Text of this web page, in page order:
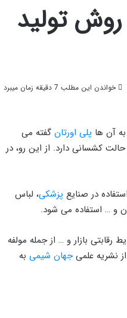
تولید
خواندن این مطلب 7 دقیقه زمان میبرد
آن ها پلی اورتان گفته می
کشسانی دارد. از این رو، در
در صنایع پزشکی، لباس
و … استفاده می شود.
بازار و … از جمله مولفه
نشریه علمیجهان شیمی به